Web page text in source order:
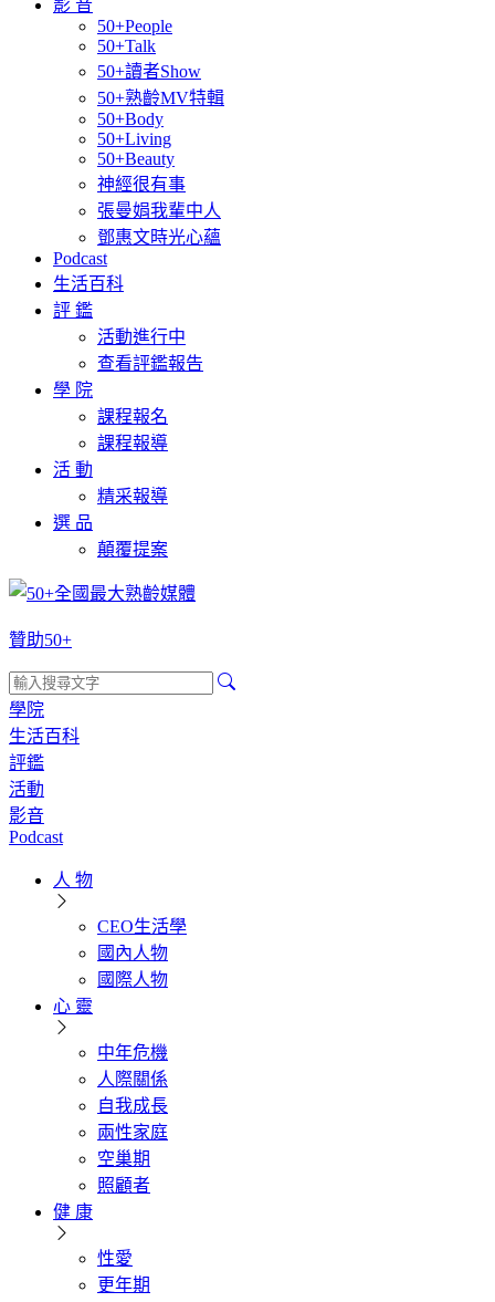
影 音
50+People
50+Talk
50+讀者Show
50+熟齡MV特輯
50+Body
50+Living
50+Beauty
神經很有事
張曼娟我輩中人
鄧惠文時光心蘊
Podcast
生活百科
評 鑑
活動進行中
查看評鑑報告
學 院
課程報名
課程報導
活 動
精采報導
選 品
顛覆提案
贊助50+
學院
生活百科
評鑑
活動
影音
Podcast
人 物
CEO生活學
國內人物
國際人物
心 靈
中年危機
人際關係
自我成長
兩性家庭
空巢期
照顧者
健 康
性愛
更年期